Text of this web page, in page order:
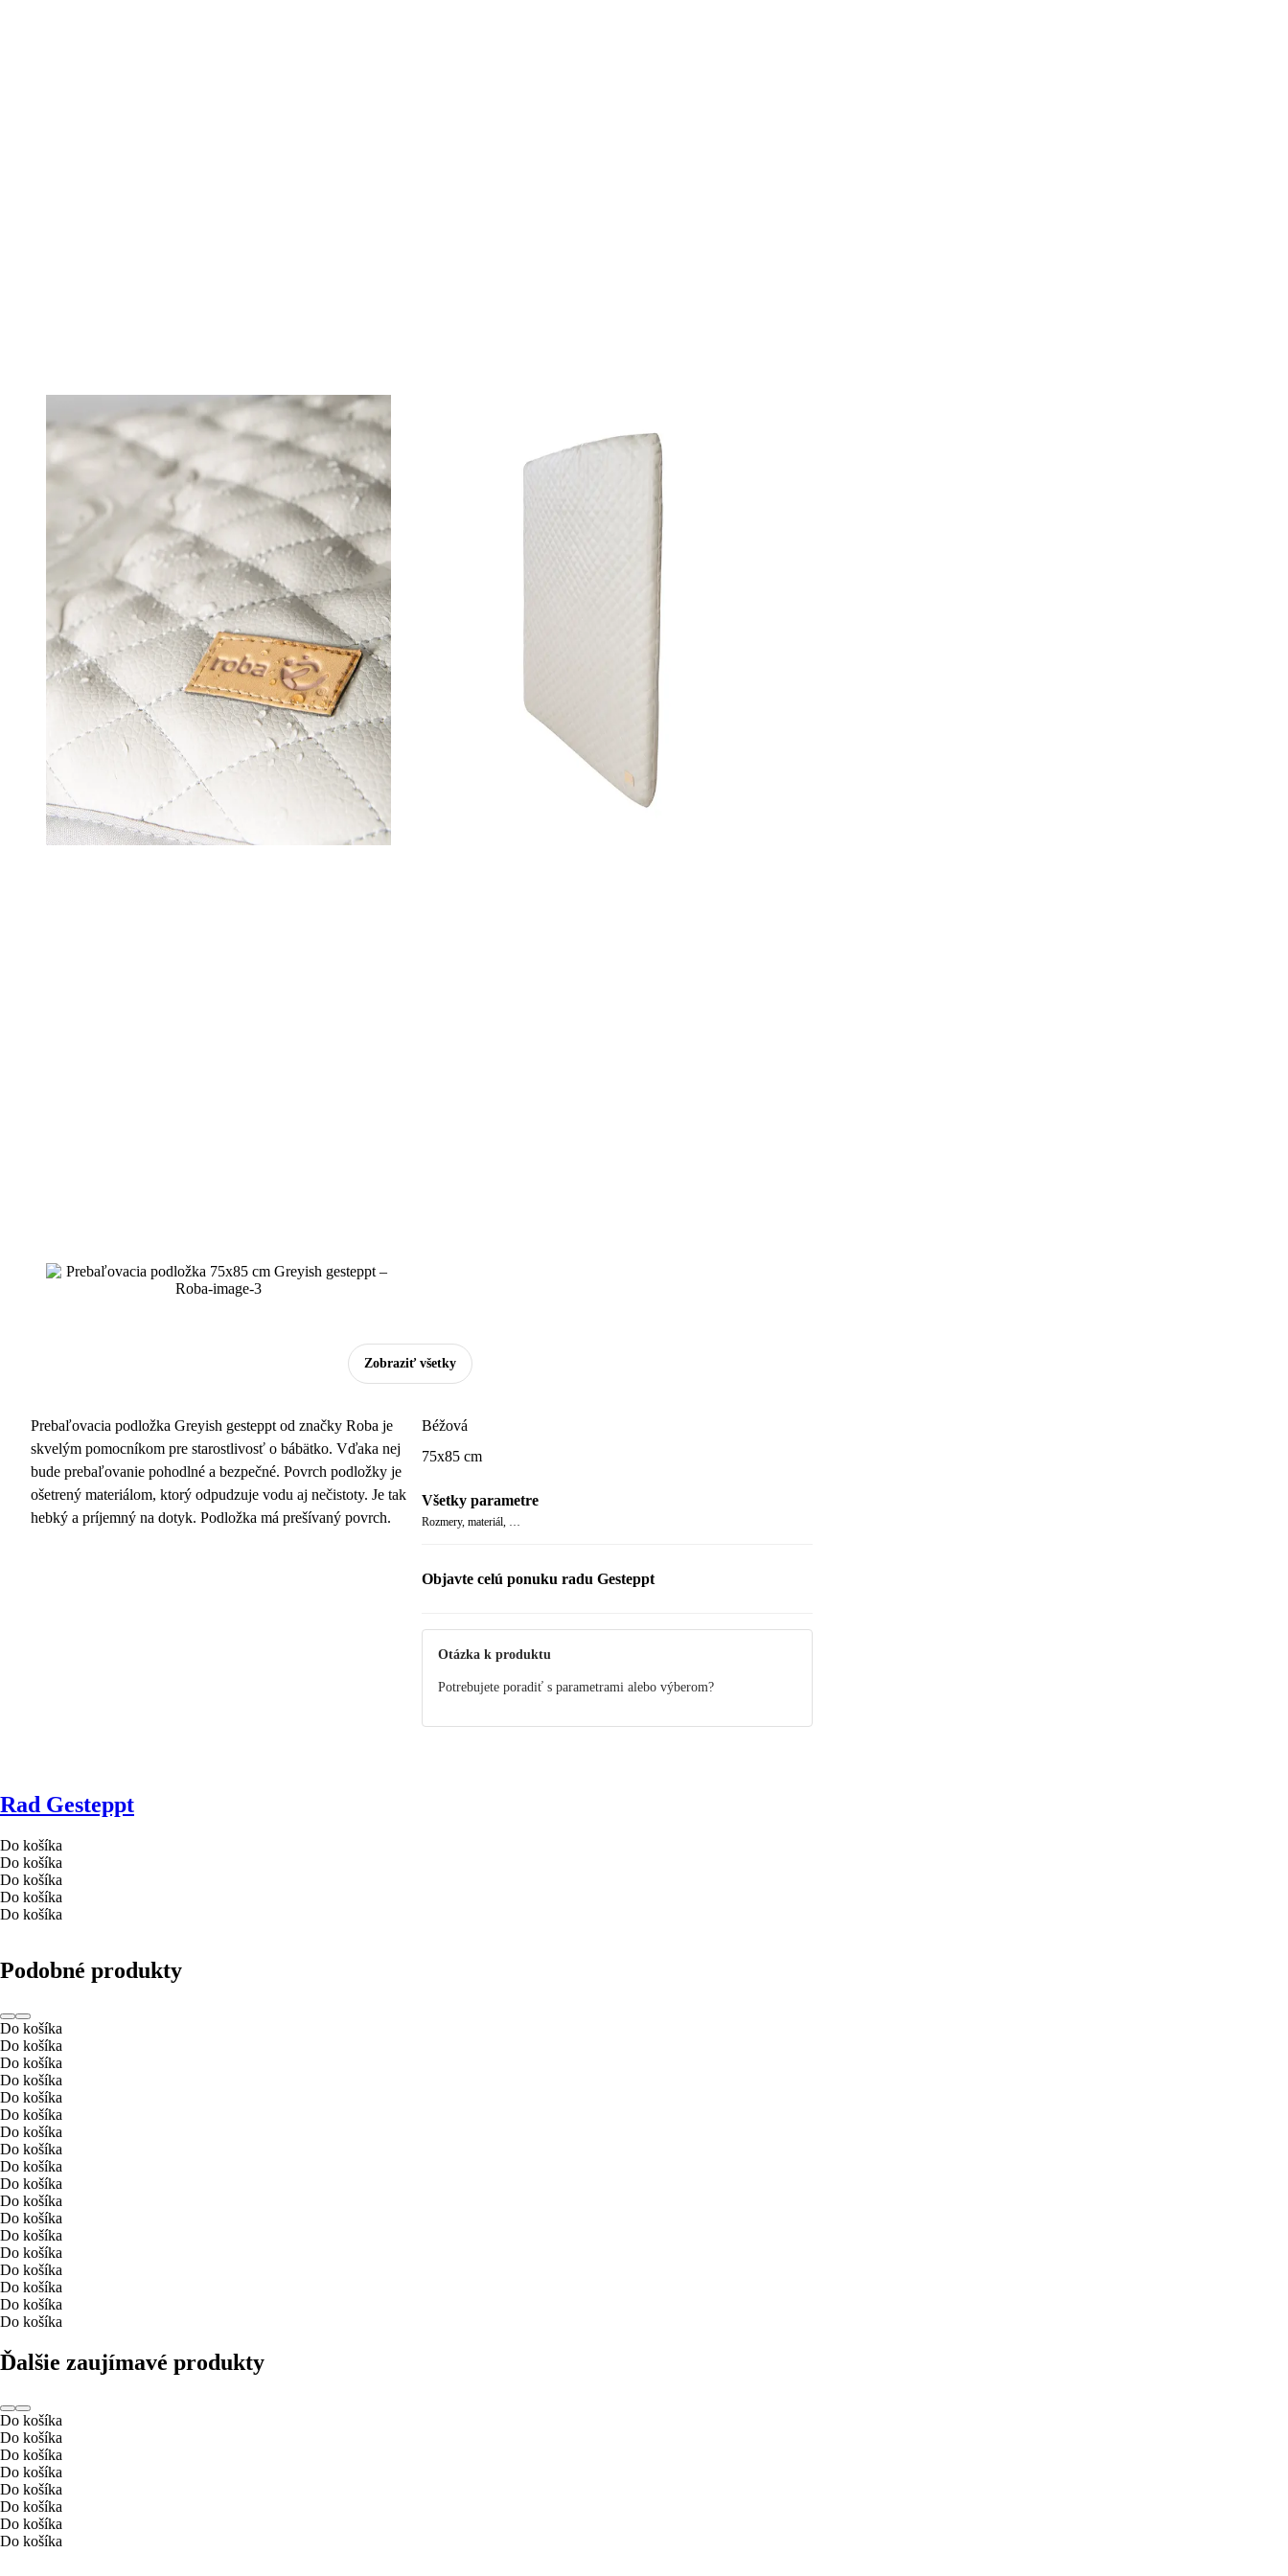
Zobraziť všetky
Prebaľovacia podložka Greyish gesteppt od značky Roba je
skvelým pomocníkom pre starostlivosť o bábätko. Vďaka nej
bude prebaľovanie pohodlné a bezpečné. Povrch podložky je
ošetrený materiálom, ktorý odpudzuje vodu aj nečistoty. Je tak
hebký a príjemný na dotyk. Podložka má prešívaný povrch.
Béžová
75x85 cm
Všetky parametre
Rozmery, materiál, …
Objavte celú ponuku radu Gesteppt
Otázka k produktu
Potrebujete poradiť s parametrami alebo výberom?
Rad Gesteppt
Do košíka
Do košíka
Do košíka
Do košíka
Do košíka
Podobné produkty
Do košíka
Do košíka
Do košíka
Do košíka
Do košíka
Do košíka
Do košíka
Do košíka
Do košíka
Do košíka
Do košíka
Do košíka
Do košíka
Do košíka
Do košíka
Do košíka
Do košíka
Do košíka
Ďalšie zaujímavé produkty
Do košíka
Do košíka
Do košíka
Do košíka
Do košíka
Do košíka
Do košíka
Do košíka